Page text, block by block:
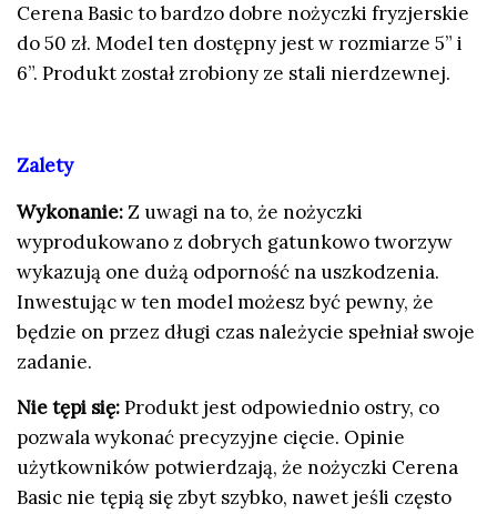
Cerena Basic to bardzo dobre nożyczki fryzjerskie
do 50 zł. Model ten dostępny jest w rozmiarze 5” i
6”. Produkt został zrobiony ze stali nierdzewnej.
Zalety
Wykonanie:Z uwagi na to, że nożyczki
wyprodukowano z dobrych gatunkowo tworzyw
wykazują one dużą odporność na uszkodzenia.
Inwestując w ten model możesz być pewny, że
będzie on przez długi czas należycie spełniał swoje
zadanie.
Nie tępi się:Produkt jest odpowiednio ostry, co
pozwala wykonać precyzyjne cięcie. Opinie
użytkowników potwierdzają, że nożyczki Cerena
Basic nie tępią się zbyt szybko, nawet jeśli często